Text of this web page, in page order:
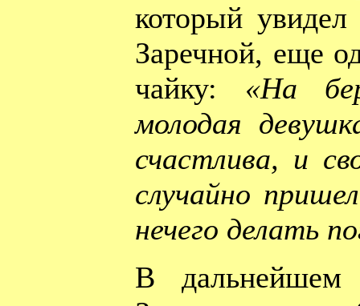
который
Заречной, еще
чайку: «На
молодая
счастлива, и
случайно
нечего делать
В дальнейшем